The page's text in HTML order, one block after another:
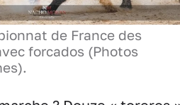
de France des
forcados (Photos